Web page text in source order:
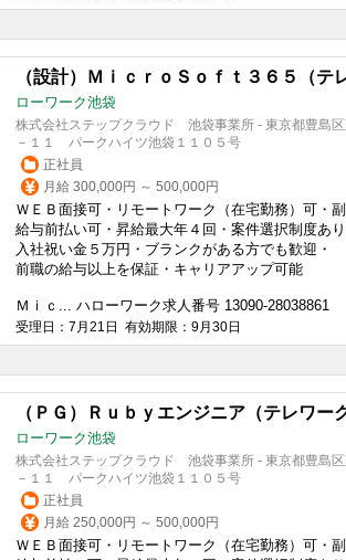
（設計）ＭｉｃｒｏＳｏｆｔ３６５（テ
ローワーク池袋
株式会社ステップクラウド 池袋事業所 - 東京都豊島区
－１１ パークハイツ池袋１１０５号
正社員
月給 300,000円 ～ 500,000円
ＷＥＢ面接可・リモートワーク（在宅勤務）可・副
給与前払い可・昇給最大年４回・案件選択制度あり
入社祝い金５万円・ブランクがある方でも歓迎・
前職の給与以上を保証・キャリアアップ可能
Ｍｉｃ... ハローワーク求人番号 13090-28038861
受理日：7月21日 有効期限：9月30日
（ＰＧ）Ｒｕｂｙエンジニア（テレワー
ローワーク池袋
株式会社ステップクラウド 池袋事業所 - 東京都豊島区
－１１ パークハイツ池袋１１０５号
正社員
月給 250,000円 ～ 500,000円
ＷＥＢ面接可・リモートワーク（在宅勤務）可・副